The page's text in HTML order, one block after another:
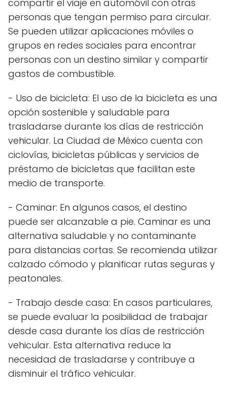
compartir el viaje en automóvil con otras
personas que tengan permiso para circular.
Se pueden utilizar aplicaciones móviles o
grupos en redes sociales para encontrar
personas con un destino similar y compartir
gastos de combustible.
- Uso de bicicleta: El uso de la bicicleta es una
opción sostenible y saludable para
trasladarse durante los días de restricción
vehicular. La Ciudad de México cuenta con
ciclovías, bicicletas públicas y servicios de
préstamo de bicicletas que facilitan este
medio de transporte.
- Caminar: En algunos casos, el destino
puede ser alcanzable a pie. Caminar es una
alternativa saludable y no contaminante
para distancias cortas. Se recomienda utilizar
calzado cómodo y planificar rutas seguras y
peatonales.
- Trabajo desde casa: En casos particulares,
se puede evaluar la posibilidad de trabajar
desde casa durante los días de restricción
vehicular. Esta alternativa reduce la
necesidad de trasladarse y contribuye a
disminuir el tráfico vehicular.